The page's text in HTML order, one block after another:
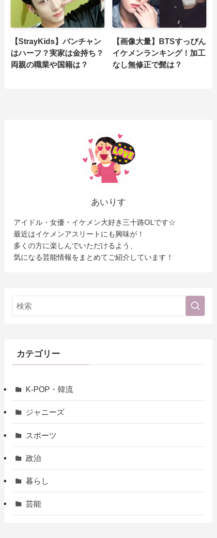
【StrayKids】バンチャン
はハーフ？実家は金持ち？
両親の職業や国籍は？
【画像大量】BTSすっぴん
イケメンランキング！加工
なし無修正で髭は？
あいりす
アイドル・女優・イケメン大好き三十路OLです☆
最近はイケメンアスリートにも興味が！
多くの方に楽しんでいただけるよう、
気になる芸能情報をまとめてご紹介しています！
カテゴリー
K-POP・韓流
ジャニーズ
スポーツ
政治
暮らし
芸能